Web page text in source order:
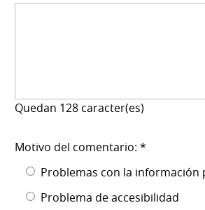
Quedan 128 caracter(es)
Motivo del comentario: *
Problemas con la información
Problema de accesibilidad